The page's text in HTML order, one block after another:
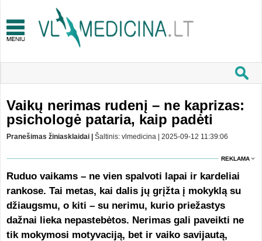
Vaikų nerimas rudenį – ne kaprizas:
psichologė pataria, kaip padėti
Pranešimas žiniasklaidai | Šaltinis: vlmedicina | 2025-09-12 11:39:06
REKLAMA
Ruduo vaikams – ne vien spalvoti lapai ir kardeliai
rankose. Tai metas, kai dalis jų grįžta į mokyklą su
džiaugsmu, o kiti – su nerimu, kurio priežastys
dažnai lieka nepastebėtos. Nerimas gali paveikti ne
tik mokymosi motyvaciją, bet ir vaiko savijautą,